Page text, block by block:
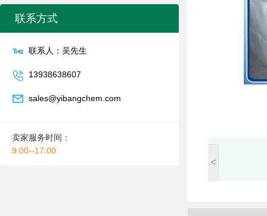
联系方式
联系人：吴先生
13938638607
sales@yibangchem.com
卖家服务时间：
9:00--17:00
<